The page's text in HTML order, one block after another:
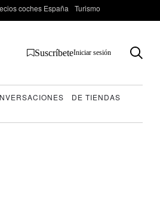
coches España Turismo
SuscríbeteIniciar sesión
DE TIENDAS